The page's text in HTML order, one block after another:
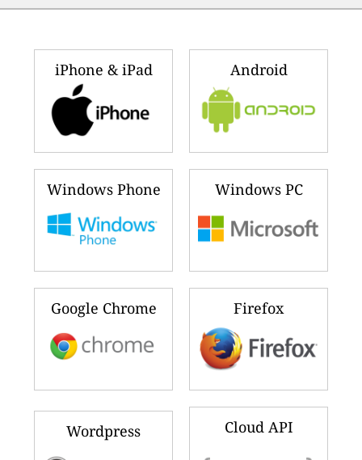
iPhone & iPad Android
Windows Phone Windows PC
Google Chrome Firefox
Wordpress Cloud API